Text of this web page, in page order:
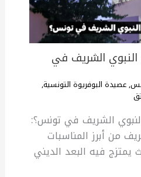
الشريف في
,عصيدة البوفريوة التونسية,
الشريف في تونس؟:
من أبرز المناسبات
فيه البعد الديني